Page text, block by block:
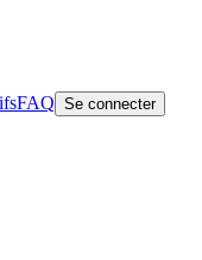
FAQ Se connecter